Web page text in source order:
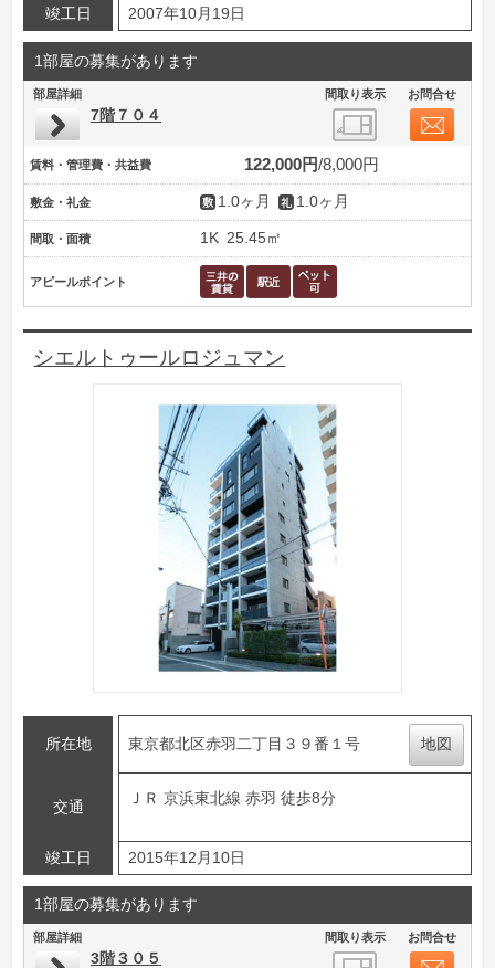
竣工日
2007年10月19日
1部屋の募集があります
部屋詳細 間取り表示 お問合せ
7階７０４
賃料・管理費・共益費 122,000円 8,000円
敷金・礼金 1.0ヶ月 1.0ヶ月
間取・面積 1K 25.45㎡
アピールポイント
シエルトゥールロジュマン
所在地 東京都北区赤羽二丁目３９番１号 地図
交通
ＪＲ 京浜東北線 赤羽 徒歩8分
竣工日 2015年12月10日
1部屋の募集があります
部屋詳細 間取り表示 お問合せ
3階３０５